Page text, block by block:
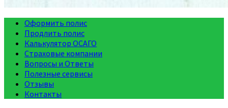
Оформить полис
Продлить полис
Калькулятор ОСАГО
Страховые компании
Вопросы и Ответы
Полезные сервисы
Отзывы
Контакты